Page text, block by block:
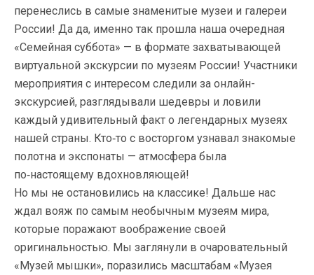
перенеслись в самые знаменитые музеи и галереи
России! Да да, именно так прошла наша очередная
«Семейная суббота» — в формате захватывающей
виртуальной экскурсии по музеям России! Участники
мероприятия с интересом следили за онлайн-
экскурсией, разглядывали шедевры и ловили
каждый удивительный факт о легендарных музеях
нашей страны. Кто‑то с восторгом узнавал знакомые
полотна и экспонаты — атмосфера была
по‑настоящему вдохновляющей!
Но мы не остановились на классике! Дальше нас
ждал вояж по самым необычным музеям мира,
которые поражают воображение своей
оригинальностью. Мы заглянули в очаровательный
«Музей мышки», поразились масштабам «Музея